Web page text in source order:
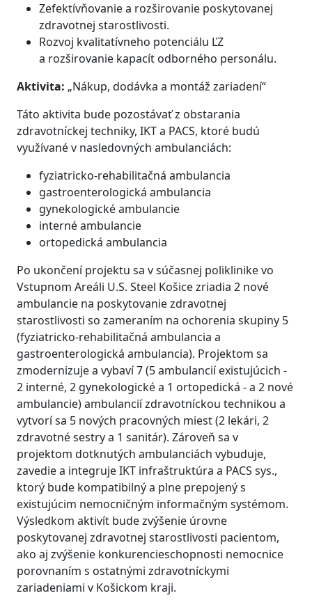
Zefektívňovanie a rozširovanie poskytovanej
zdravotnej starostlivosti.
Rozvoj kvalitatívneho potenciálu ĽZ
a rozširovanie kapacít odborného personálu.
Aktivita: „Nákup, dodávka a montáž zariadení“
Táto aktivita bude pozostávať z obstarania
zdravotníckej techniky, IKT a PACS, ktoré budú
využívané v nasledovných ambulanciách:
fyziatricko-rehabilitačná ambulancia
gastroenterologická ambulancia
gynekologické ambulancie
interné ambulancie
ortopedická ambulancia
Po ukončení projektu sa v súčasnej poliklinike vo
Vstupnom Areáli U.S. Steel Košice zriadia 2 nové
ambulancie na poskytovanie zdravotnej
starostlivosti so zameraním na ochorenia skupiny 5
(fyziatricko-rehabilitačná ambulancia a
gastroenterologická ambulancia). Projektom sa
zmodernizuje a vybaví 7 (5 ambulancií existujúcich -
2 interné, 2 gynekologické a 1 ortopedická - a 2 nové
ambulancie) ambulancií zdravotníckou technikou a
vytvorí sa 5 nových pracovných miest (2 lekári, 2
zdravotné sestry a 1 sanitár). Zároveň sa v
projektom dotknutých ambulanciách vybuduje,
zavedie a integruje IKT infraštruktúra a PACS sys.,
ktorý bude kompatibilný a plne prepojený s
existujúcim nemocničným informačným systémom.
Výsledkom aktivít bude zvýšenie úrovne
poskytovanej zdravotnej starostlivosti pacientom,
ako aj zvýšenie konkurencieschopnosti nemocnice
porovnaním s ostatnými zdravotníckymi
zariadeniami v Košickom kraji.